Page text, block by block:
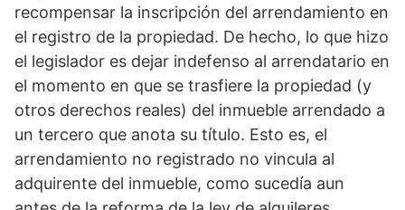
recompensar la inscripción del arrendamiento en
el registro de la propiedad. De hecho, lo que hizo
el legislador es dejar indefenso al arrendatario en
el momento en que se trasfiere la propiedad (y
otros derechos reales) del inmueble arrendado a
un tercero que anota su título. Esto es, el
arrendamiento no registrado no vincula al
adquirente del inmueble, como sucedía aun